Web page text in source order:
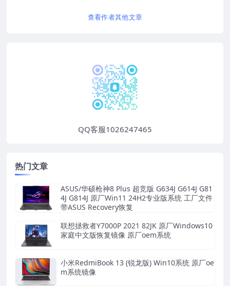
查看作者其他文章
QQ客服1026247465
热门文章
ASUS/华硕枪神8 Plus 超竞版 G634J G614J G81
4J G814J 原厂Win11 24H2专业版系统 工厂文件
带ASUS Recovery恢复
联想拯救者Y7000P 2021 82JK 原厂Windows10
家庭中文版恢复镜像 原厂oem系统
小米RedmiBook 13 (锐龙版) Win10系统 原厂oe
m系统镜像